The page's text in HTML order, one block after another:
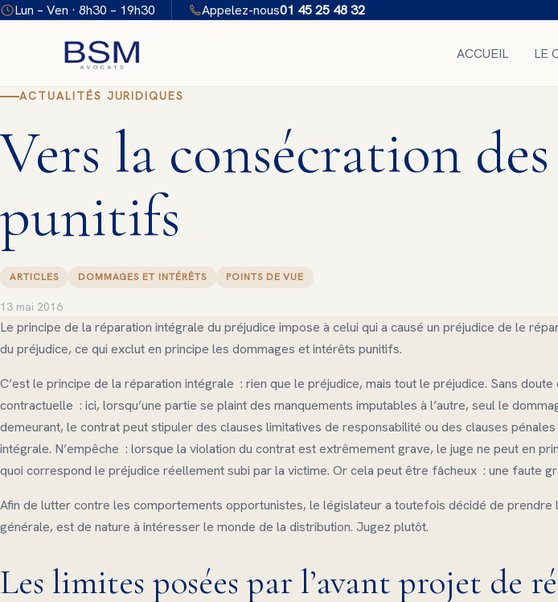
AllerLun – Ven · 8h30 – 19h30 Appelez-nous01 45 25 48 32
ACCUEIL LE
ACTUALITÉS JURIDIQUES
Vers la consécration
punitifs
ARTICLES DOMMAGES ET INTÉRÊTS POINTS DE VUE
13 mai 2016
Le principe de la réparation intégrale du préjudice impose à celui qui a causé un préjudice de le
du préjudice, ce qui exclut en principe les dommages et intérêts punitifs.
C’est le principe de la réparation intégrale : rien que le préjudice, mais tout le préjudice. Sans
contractuelle : ici, lorsqu’une partie se plaint des manquements imputables à l’autre, seul le
demeurant, le contrat peut stipuler des clauses limitatives de responsabilité ou des clauses
intégrale. N’empêche : lorsque la violation du contrat est extrêmement grave, le juge ne peut en
quoi correspond le préjudice réellement subi par la victime. Or cela peut être fâcheux : une faute
Afin de lutter contre les comportements opportunistes, le législateur a toutefois décidé de
générale, est de nature à intéresser le monde de la distribution. Jugez plutôt.
Les limites posées par l’avant projet de